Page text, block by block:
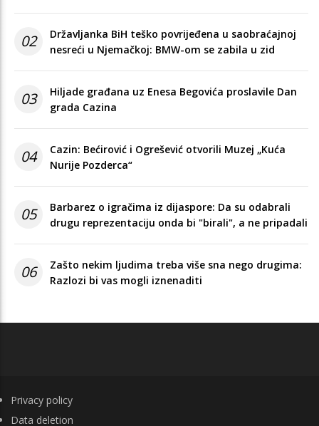
02
Državljanka BiH teško povrijeđena u saobraćajnoj
nesreći u Njemačkoj: BMW-om se zabila u zid
03
Hiljade građana uz Enesa Begovića proslavile Dan
grada Cazina
04
Cazin: Bećirović i Ogrešević otvorili Muzej „Kuća
Nurije Pozderca“
05
Barbarez o igračima iz dijaspore: Da su odabrali
drugu reprezentaciju onda bi "birali", a ne pripadali
06
Zašto nekim ljudima treba više sna nego drugima:
Razlozi bi vas mogli iznenaditi
FOOTER
Privacy policy
Data deletion